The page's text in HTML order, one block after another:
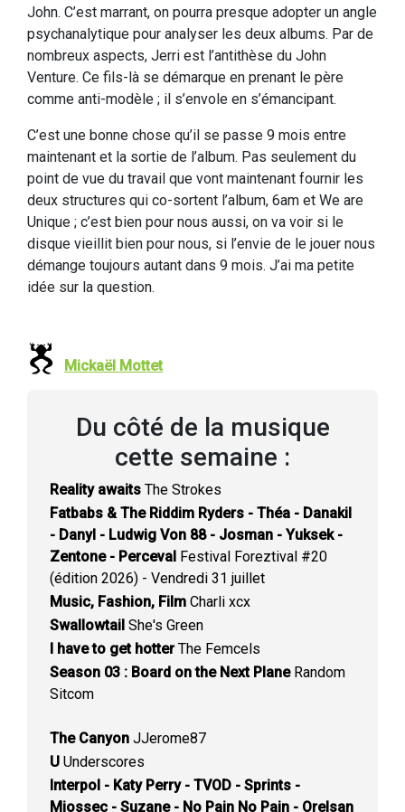
John. C’est marrant, on pourra presque adopter un angle
psychanalytique pour analyser les deux albums. Par de
nombreux aspects, Jerri est l’antithèse du John
Venture. Ce fils-là se démarque en prenant le père
comme anti-modèle ; il s’envole en s’émancipant.
C’est une bonne chose qu’il se passe 9 mois entre
maintenant et la sortie de l’album. Pas seulement du
point de vue du travail que vont maintenant fournir les
deux structures qui co-sortent l’album, 6am et We are
Unique ; c’est bien pour nous aussi, on va voir si le
disque vieillit bien pour nous, si l’envie de le jouer nous
démange toujours autant dans 9 mois. J’ai ma petite
idée sur la question.
Mickaël Mottet
Du côté de la musique
cette semaine :
Reality awaits The Strokes
Fatbabs & The Riddim Ryders - Théa - Danakil
- Danyl - Ludwig Von 88 - Josman - Yuksek -
Zentone - Perceval Festival Foreztival #20
(édition 2026) - Vendredi 31 juillet
Music, Fashion, Film Charli xcx
Swallowtail She's Green
I have to get hotterThe Femcels
Season 03 : Board on the Next PlaneRandom
Sitcom
The Canyon JJerome87
U Underscores
Interpol - Katy Perry - TVOD - Sprints -
Miossec - Suzane - No Pain No Pain - Orelsan